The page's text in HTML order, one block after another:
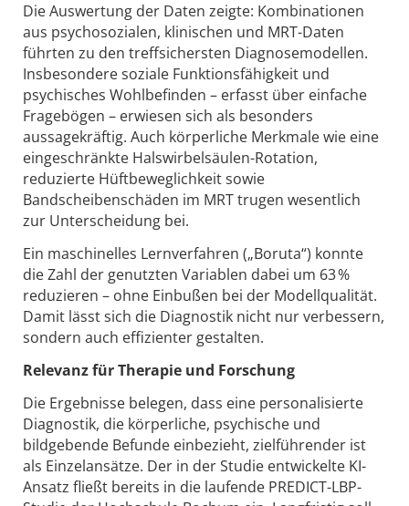
Die Auswertung der Daten zeigte: Kombinationen
aus psychosozialen, klinischen und MRT-Daten
führten zu den treffsichersten Diagnosemodellen.
Insbesondere soziale Funktionsfähigkeit und
psychisches Wohlbefinden – erfasst über einfache
Fragebögen – erwiesen sich als besonders
aussagekräftig. Auch körperliche Merkmale wie eine
eingeschränkte Halswirbelsäulen-Rotation,
reduzierte Hüftbeweglichkeit sowie
Bandscheibenschäden im MRT trugen wesentlich
zur Unterscheidung bei.
Ein maschinelles Lernverfahren („Boruta“) konnte
die Zahl der genutzten Variablen dabei um 63 %
reduzieren – ohne Einbußen bei der Modellqualität.
Damit lässt sich die Diagnostik nicht nur verbessern,
sondern auch effizienter gestalten.
Relevanz für Therapie und Forschung
Die Ergebnisse belegen, dass eine personalisierte
Diagnostik, die körperliche, psychische und
bildgebende Befunde einbezieht, zielführender ist
als Einzelansätze. Der in der Studie entwickelte KI-
Ansatz fließt bereits in die laufende PREDICT-LBP-